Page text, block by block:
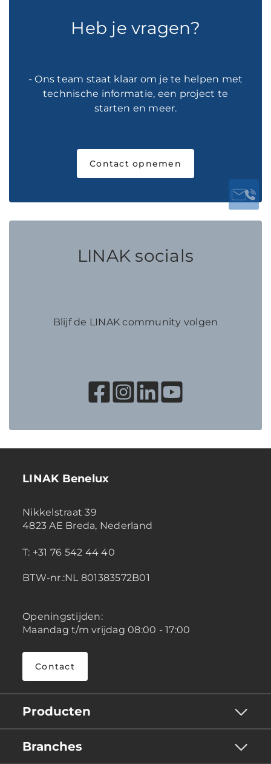
Heb je vragen?
- Ons team staat klaar om je te helpen met
technische informatie, een project te
starten en meer.
Contact opnemen
LINAK socials
Blijf de LINAK community volgen
LINAK Benelux
Nikkelstraat 39
4823 AE Breda, Nederland
T: +31 76 542 44 40
BTW-nr.:NL 801383572B01
Openingstijden:
Maandag t/m vrijdag 08:00 - 17:00
Contact
Producten
Branches